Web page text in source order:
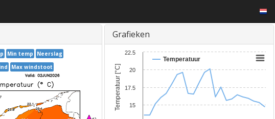
Min temp
Neerslag
Max windstoot
Grafieken
Temperatuur [°C]
Temperatuur
15
17.5
20
22.5